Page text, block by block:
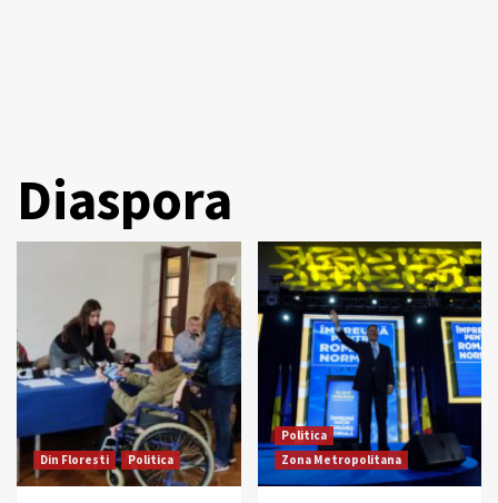
Diaspora
Din Floresti Politica
Politica
Zona Metropolitana